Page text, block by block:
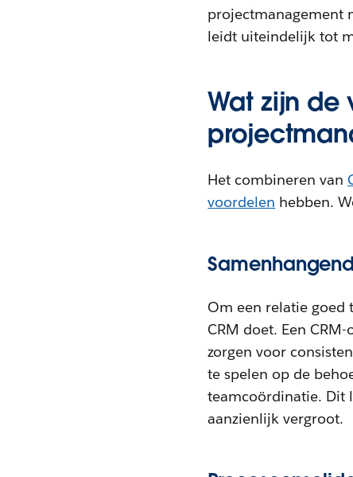
projectmanagement
leidt uiteindelijk tot
Wat zijn de
Het combineren van
voordelen hebben.
Om een relatie goed
CRM doet. Een
zorgen voor
te spelen op de
teamcoördinatie. Dit
aanzienlijk vergroot.